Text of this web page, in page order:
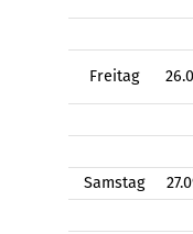
Freitag
Samstag